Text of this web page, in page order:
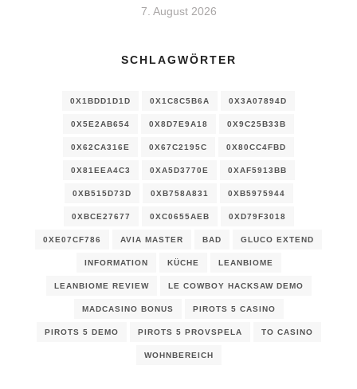
7. August 2026
SCHLAGWÖRTER
0X1BDD1D1D 0X1C8C5B6A 0X3A07894D
0X5E2AB654 0X8D7E9A18 0X9C25B33B
0X62CA316E 0X67C2195C 0X80CC4FBD
0X81EEA4C3 0XA5D3770E 0XAF5913BB
0XB515D73D 0XB758A831 0XB5975944
0XBCE27677 0XC0655AEB 0XD79F3018
0XE07CF786 AVIA MASTER BAD GLUCO EXTEND
INFORMATION KÜCHE LEANBIOME
LEANBIOME REVIEW LE COWBOY HACKSAW DEMO
MADCASINO BONUS PIROTS 5 CASINO
PIROTS 5 DEMO PIROTS 5 PROVSPELA TO CASINO
WOHNBEREICH